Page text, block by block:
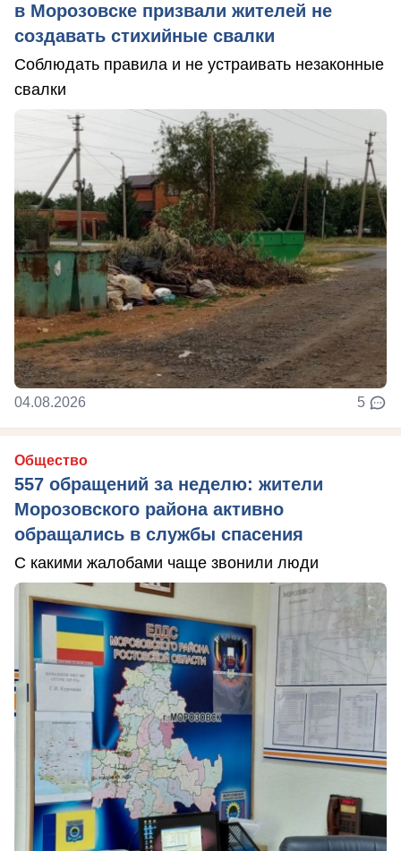
в Морозовске призвали жителей не
создавать стихийные свалки
Соблюдать правила и не устраивать незаконные
свалки
04.08.2026 5
Общество
557 обращений за неделю: жители
Морозовского района активно
обращались в службы спасения
С какими жалобами чаще звонили люди